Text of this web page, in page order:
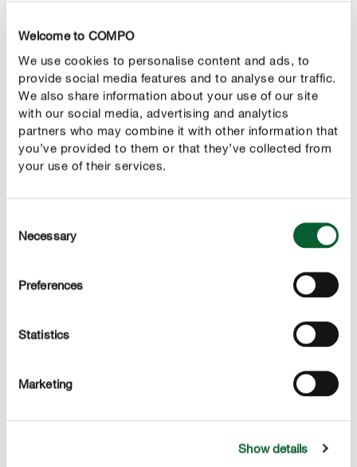
Welcome to COMPO
We use cookies to personalise content and ads, to
provide social media features and to analyse our traffic.
We also share information about your use of our site
with our social media, advertising and analytics
partners who may combine it with other information that
you’ve provided to them or that they’ve collected from
your use of their services.
Selection
Necessary
Preferences
Statistics
Marketing
Show details
Come hai fatto con la potatura di formazione, anche
negli anni successivi dovrai eliminare i germogli laterali
verticali che potrebbero competere con il ramo
principale e ridurre così la fioritura e la resa. Anche i rami
che crescono parallelamente competono tra loro;
conserva quello più robusto e ben formato. Anche i rami
che crescono verso il basso o verso l'interno dovrebbero
essere rimossi. Puoi tagliare i rami troppo lunghi per
occorre prestare attenzione alla relazione tra gemme da
frutto e gemme di foglie. Le foglie, che svolgono la
gemme da frutto nella speranza di un raccolto
annualmente per i primi cinque-dieci anni. Nel caso di
una varietà a crescita molto lenta, possono passare un
per poi procedere con un taglio troppo radicale: se